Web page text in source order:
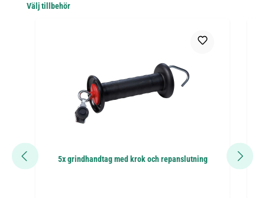
Hoppa över produktgalleri
Välj tillbehör
5x grindhandtag med krok och repanslutning